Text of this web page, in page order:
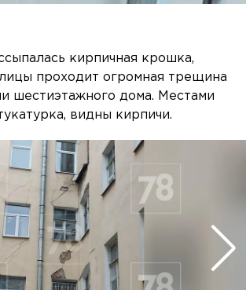
кирпичная крошка,
проходит огромная трещина
шестиэтажного дома. Местами
видны кирпичи.